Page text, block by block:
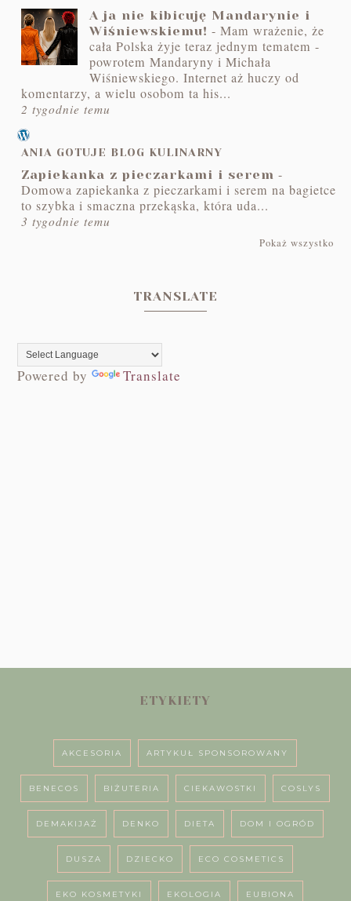
A ja nie kibicuję Mandarynie i
Wiśniewskiemu! -Mam wrażenie, że
cała Polska żyje teraz jednym tematem -
powrotem Mandaryny i Michała
Wiśniewskiego. Internet aż huczy od
komentarzy, a wielu osobom ta his...
2 tygodnie temu
ANIA GOTUJE BLOG KULINARNY
Zapiekanka z pieczarkami i serem -
Domowa zapiekanka z pieczarkami i serem na bagietce
to szybka i smaczna przekąska, która uda...
3 tygodnie temu
Pokaż wszystko
TRANSLATE
Powered by Translate
ETYKIETY
AKCESORIA ARTYKUŁ SPONSOROWANY
BENECOS BIŻUTERIA CIEKAWOSTKI COSLYS
DEMAKIJAŻ DENKO DIETA DOM I OGRÓD
DUSZA DZIECKO ECO COSMETICS
EKO KOSMETYKI EKOLOGIA EUBIONA